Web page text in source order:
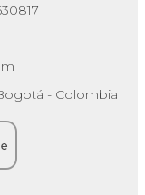
- Colombia